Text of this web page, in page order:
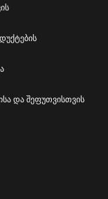
და შეფუთვისთვის